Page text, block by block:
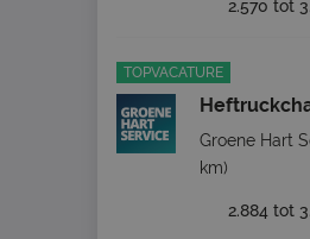
2.570 tot
TOPVACATURE
Groene Hart
km)
2.884 tot